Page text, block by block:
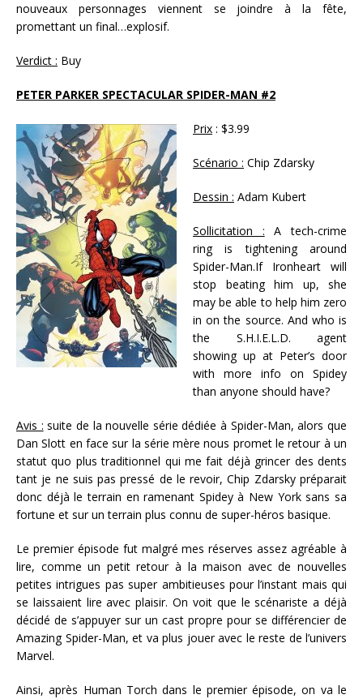
nouveaux personnages viennent se joindre à la fête,
promettant un final…explosif.
Verdict : Buy
PETER PARKER SPECTACULAR SPIDER-MAN #2
Prix : $3.99
Scénario : Chip Zdarsky
Dessin : Adam Kubert
Sollicitation : A tech-crime
ring is tightening around
Spider-Man.If Ironheart will
stop beating him up, she
may be able to help him zero
in on the source. And who is
the S.H.I.E.L.D. agent
showing up at Peter’s door
with more info on Spidey
than anyone should have?
Avis : suite de la nouvelle série dédiée à Spider-Man, alors que
Dan Slott en face sur la série mère nous promet le retour à un
statut quo plus traditionnel qui me fait déjà grincer des dents
tant je ne suis pas pressé de le revoir, Chip Zdarsky préparait
donc déjà le terrain en ramenant Spidey à New York sans sa
fortune et sur un terrain plus connu de super-héros basique.
Le premier épisode fut malgré mes réserves assez agréable à
lire, comme un petit retour à la maison avec de nouvelles
petites intrigues pas super ambitieuses pour l’instant mais qui
se laissaient lire avec plaisir. On voit que le scénariste a déjà
décidé de s’appuyer sur un cast propre pour se différencier de
Amazing Spider-Man, et va plus jouer avec le reste de l’univers
Marvel.
Ainsi, après Human Torch dans le premier épisode, on va le